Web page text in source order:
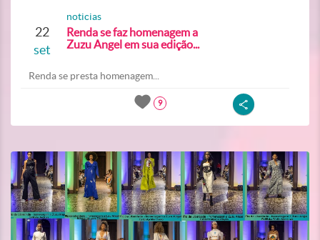
22
set
noticias
Renda se faz homenagem a
Zuzu Angel em sua edição...
Renda se presta homenagem...
9